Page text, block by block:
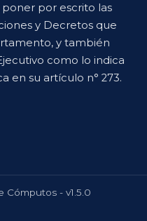
por escrito las
y Decretos que
y también
como lo indica
en su artículo n° 273.
Cómputos - v1.5.0